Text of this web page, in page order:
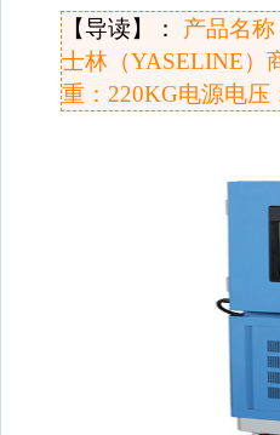
【导读】：
产品名
士林（YASELINE）
重：220KG电源电压